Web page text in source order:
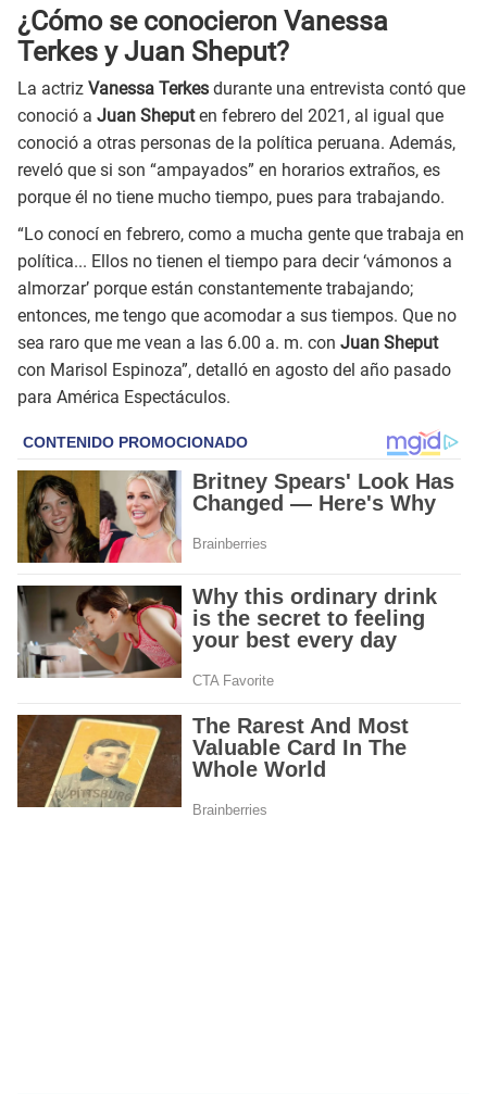
¿Cómo se conocieron Vanessa
Terkes y Juan Sheput?
La actriz Vanessa Terkes durante una entrevista contó que
conoció a Juan Sheputen febrero del 2021, al igual que
conoció a otras personas de la política peruana. Además,
reveló que si son “ampayados” en horarios extraños, es
porque él no tiene mucho tiempo, pues para trabajando.
“Lo conocí en febrero, como a mucha gente que trabaja en
política... Ellos no tienen el tiempo para decir ‘vámonos a
almorzar’ porque están constantemente trabajando;
entonces, me tengo que acomodar a sus tiempos. Que no
sea raro que me vean a las 6.00 a. m. con Juan Sheput
con Marisol Espinoza”, detalló en agosto del año pasado
para América Espectáculos.